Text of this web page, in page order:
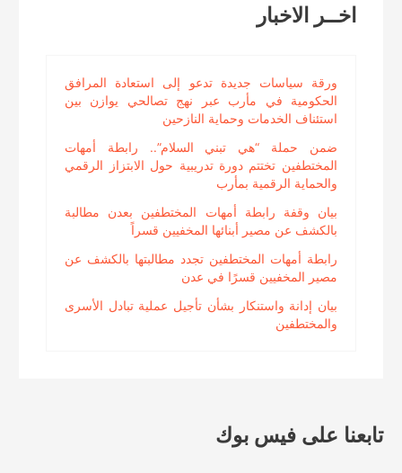
اخــر الاخبار
ورقة سياسات جديدة تدعو إلى استعادة المرافق
الحكومية في مأرب عبر نهج تصالحي يوازن بين
استئناف الخدمات وحماية النازحين
ضمن حملة “هي تبني السلام”.. رابطة أمهات
المختطفين تختتم دورة تدريبية حول الابتزاز الرقمي
والحماية الرقمية بمأرب
بيان وقفة رابطة أمهات المختطفين بعدن مطالبة
بالكشف عن مصير أبنائها المخفيين قسراً
رابطة أمهات المختطفين تجدد مطالبتها بالكشف عن
مصير المخفيين قسرًا في عدن
بيان إدانة واستنكار بشأن تأجيل عملية تبادل الأسرى
والمختطفين
تابعنا على فيس بوك